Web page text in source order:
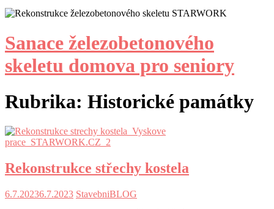
Sanace železobetonového
skeletu domova pro seniory
Rubrika: Historické památky
Rekonstrukce střechy kostela
6.7.20236.7.2023 StavebniBLOG